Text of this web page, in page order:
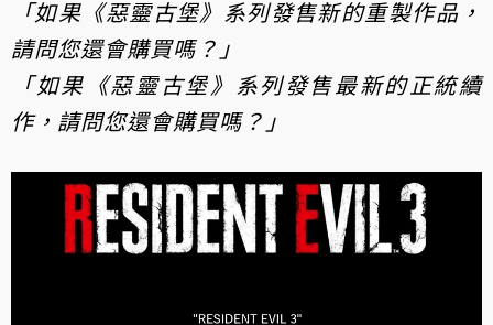
「如果《惡靈古堡》系列發售新的重製作品，
請問您還會購買嗎？」
「如果《惡靈古堡》系列發售最新的正統續
作，請問您還會購買嗎？」